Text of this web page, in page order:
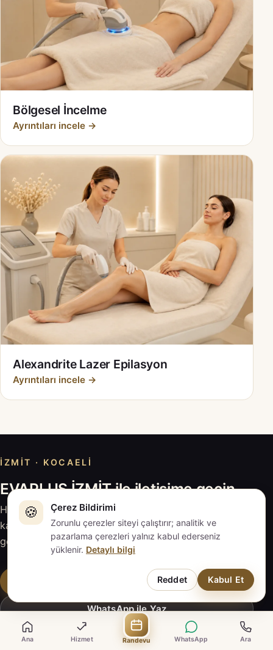
Bölgesel İncelme
Ayrıntıları incele →
Alexandrite Lazer Epilasyon
Ayrıntıları incele →
İZMIT · KOCAELI
EVAPLUS İZMİT ile iletişime geçin
Hizmeti inceleyin, sorularınızı hazırlayın; güncel
kapsam ve fiyat için EVAPLUS İZMİT ile doğrudan
görüşün.
Randevu Talebi
WhatsApp ile Yaz
Ana Hizmet Randevu WhatsApp Ara
🍪 Çerez Bildirimi
Zorunlu çerezler siteyi çalıştırır; analitik ve
pazarlama çerezleri yalnız kabul ederseniz
yüklenir. Detaylı bilgi
Reddet Kabul Et